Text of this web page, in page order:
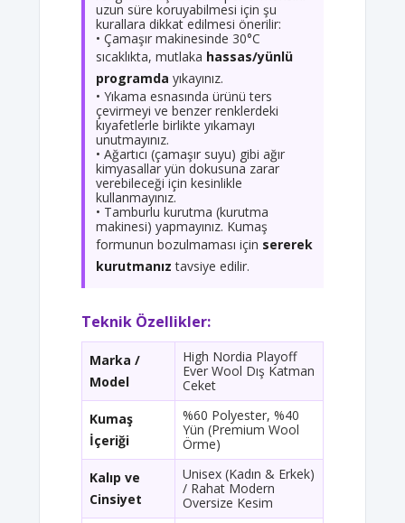
uzun süre koruyabilmesi için şu
kurallara dikkat edilmesi önerilir:
• Çamaşır makinesinde 30°C
sıcaklıkta, mutlaka hassas/yünlü
programda yıkayınız.
• Yıkama esnasında ürünü ters
çevirmeyi ve benzer renklerdeki
kıyafetlerle birlikte yıkamayı
unutmayınız.
• Ağartıcı (çamaşır suyu) gibi ağır
kimyasallar yün dokusuna zarar
verebileceği için kesinlikle
kullanmayınız.
• Tamburlu kurutma (kurutma
makinesi) yapmayınız. Kumaş
formunun bozulmaması için sererek
kurutmanız tavsiye edilir.
Teknik Özellikler:
Marka /
Model
High Nordia Playoff
Ever Wool Dış Katman
Ceket
Kumaş
İçeriği
%60 Polyester, %40
Yün (Premium Wool
Örme)
Kalıp ve
Cinsiyet
Unisex (Kadın & Erkek)
/ Rahat Modern
Oversize Kesim